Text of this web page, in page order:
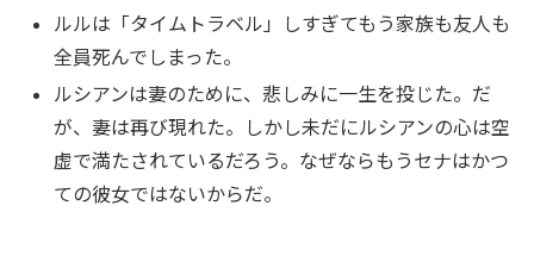
ルルは「タイムトラベル」しすぎてもう家族も友人も
全員死んでしまった。
ルシアンは妻のために、悲しみに一生を投じた。だ
が、妻は再び現れた。しかし未だにルシアンの心は空
虚で満たされているだろう。なぜならもうセナはかつ
ての彼女ではないからだ。